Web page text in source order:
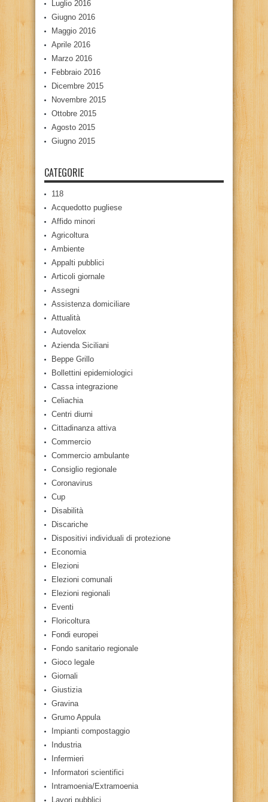
Luglio 2016
Giugno 2016
Maggio 2016
Aprile 2016
Marzo 2016
Febbraio 2016
Dicembre 2015
Novembre 2015
Ottobre 2015
Agosto 2015
Giugno 2015
CATEGORIE
118
Acquedotto pugliese
Affido minori
Agricoltura
Ambiente
Appalti pubblici
Articoli giornale
Assegni
Assistenza domiciliare
Attualità
Autovelox
Azienda Siciliani
Beppe Grillo
Bollettini epidemiologici
Cassa integrazione
Celiachia
Centri diurni
Cittadinanza attiva
Commercio
Commercio ambulante
Consiglio regionale
Coronavirus
Cup
Disabilità
Discariche
Dispositivi individuali di protezione
Economia
Elezioni
Elezioni comunali
Elezioni regionali
Eventi
Floricoltura
Fondi europei
Fondo sanitario regionale
Gioco legale
Giornali
Giustizia
Gravina
Grumo Appula
Impianti compostaggio
Industria
Infermieri
Informatori scientifici
Intramoenia/Extramoenia
Lavori pubblici